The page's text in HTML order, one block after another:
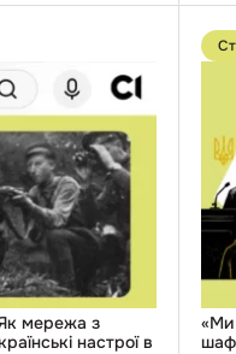
мережа з
настрої в
до
річний
шафи
«Ми